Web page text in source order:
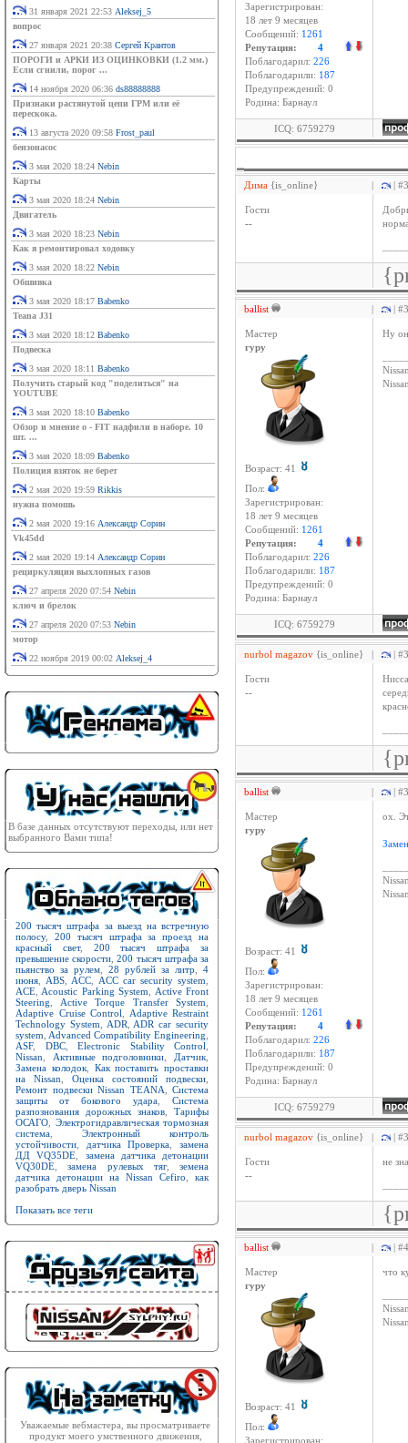
31 января 2021 22:53 Aleksej_5
вопрос
27 января 2021 20:38 Сергей Крантов
ПОРОГИ и АРКИ ИЗ ОЦИНКОВКИ (1.2 мм.)
Если сгнили, порог ...
14 ноября 2020 06:36 ds88888888
Признаки растянутой цепи ГРМ или её
перескока.
13 августа 2020 09:58 Frost_paul
бензонасос
3 мая 2020 18:24 Nebin
Карты
3 мая 2020 18:24 Nebin
Двигатель
3 мая 2020 18:23 Nebin
Как я ремонтировал ходовку
3 мая 2020 18:22 Nebin
Обшивка
3 мая 2020 18:17 Babenko
Teana J31
3 мая 2020 18:12 Babenko
Подвеска
3 мая 2020 18:11 Babenko
Получить старый код "поделиться" на
YOUTUBE
3 мая 2020 18:10 Babenko
Обзор и мнение о - FIT надфили в наборе. 10
шт. ...
3 мая 2020 18:09 Babenko
Полиция взяток не берет
2 мая 2020 19:59 Rikkis
нужна помошь
2 мая 2020 19:16 Александр Сорин
Vk45dd
2 мая 2020 19:14 Александр Сорин
рециркуляция выхлопных газов
27 апреля 2020 07:54 Nebin
ключ и брелок
27 апреля 2020 07:53 Nebin
мотор
22 ноября 2019 00:02 Aleksej_4
В базе данных отсутствуют переходы, или нет
выбранного Вами типа!
200 тысяч штрафа за выезд на встречную
полосу, 200 тысяч штрафа за проезд на
красный свет, 200 тысяч штрафа за
превышение скорости ,200 тысяч штрафа за
пьянство за рулем
28 рублей за литр
4
июня
ABS ACC ACC car security system
ACE Acoustic Parking System
Active Front
Steering
Active Torque Transfer System
Adaptive Cruise Control
Adaptive Restraint
Technology System
ADR
ADR car security
system Advanced Compatibility Engineering
ASF, DBC, Electronic Stability Control
Nissan
Активные подголовники Датчик
Замена колодок, Как поставить проставки
на Nissan
Оценка состояний подвески
Ремонт подвески Nissan TEANA
Система
защиты от бокового удара
Система
разпознования дорожных знаков ,Тарифы
ОСАГО
Электрогидравлическая тормозная
система
Электронный контроль
устойчивости
датчика Проверка ,замена
ДД VQ35DE
замена датчика детонации
VQ30DE ,замена рулевых тяг, земена
датчика детонации на Nissan Cefiro
как
разобрать дверь Nissan
Показать все теги
Уважаемые вебмастера, вы просматриваете
продукт моего умственного движения,
Зарегистрирован:
18 лет 9 месяцев
Сообщений: 1261
Репутация: 4
Поблагодарил: 226
Поблагодарили: 187
Предупреждений: 0
Родина: Барнаул
ICQ: 6759279
Дима {is_online} | |
Гости
--
ballist | |
Мастер
гуру
Возраст: 41
Пол:
Зарегистрирован:
18 лет 9 месяцев
Сообщений: 1261
Репутация: 4
Поблагодарил: 226
Поблагодарили: 187
Предупреждений: 0
Родина: Барнаул
Ну
ICQ: 6759279
nurbol magazov {is_online} | |
Гости
--
ballist | |
Мастер
гуру
Возраст: 41
Пол:
Зарегистрирован:
18 лет 9 месяцев
Сообщений: 1261
Репутация: 4
Поблагодарил: 226
Поблагодарили: 187
Предупреждений: 0
Родина: Барнаул
ох.
ICQ: 6759279
nurbol magazov {is_online} | |
Гости
--
не
ballist | |
Мастер
гуру
Возраст: 41
Пол:
Зарегистрирован:
что